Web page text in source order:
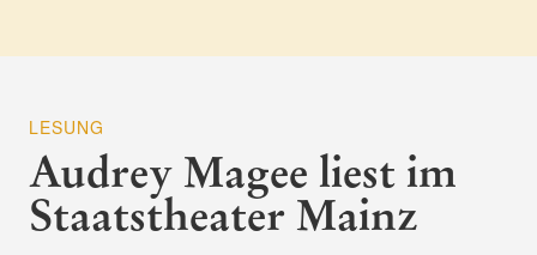
LESUNG
Audrey Magee liest im
Staatstheater Mainz